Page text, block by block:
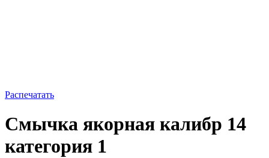
Распечатать
Смычка якорная калибр 14
категория 1